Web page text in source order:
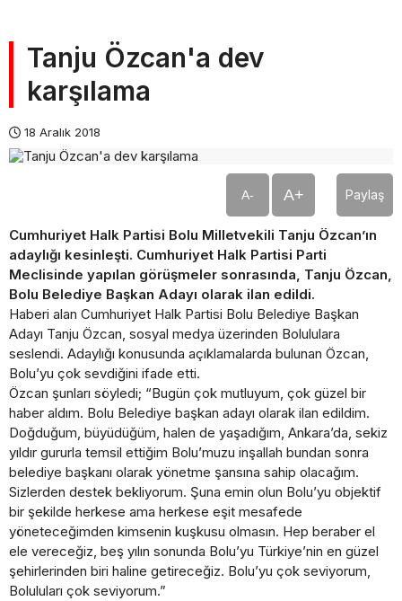
Tanju Özcan'a dev
karşılama
18 Aralık 2018
A- A+ Paylaş
Cumhuriyet Halk Partisi Bolu Milletvekili Tanju Özcan’ın
adaylığı kesinleşti. Cumhuriyet Halk Partisi Parti
Meclisinde yapılan görüşmeler sonrasında, Tanju Özcan,
Bolu Belediye Başkan Adayı olarak ilan edildi.
Haberi alan Cumhuriyet Halk Partisi Bolu Belediye Başkan
Adayı Tanju Özcan, sosyal medya üzerinden Bolululara
seslendi. Adaylığı konusunda açıklamalarda bulunan Özcan,
Bolu’yu çok sevdiğini ifade etti.
Özcan şunları söyledi; “Bugün çok mutluyum, çok güzel bir
haber aldım. Bolu Belediye başkan adayı olarak ilan edildim.
Doğduğum, büyüdüğüm, halen de yaşadığım, Ankara’da, sekiz
yıldır gururla temsil ettiğim Bolu’muzu inşallah bundan sonra
belediye başkanı olarak yönetme şansına sahip olacağım.
Sizlerden destek bekliyorum. Şuna emin olun Bolu’yu objektif
bir şekilde herkese ama herkese eşit mesafede
yöneteceğimden kimsenin kuşkusu olmasın. Hep beraber el
ele vereceğiz, beş yılın sonunda Bolu’yu Türkiye’nin en güzel
şehirlerinden biri haline getireceğiz. Bolu’yu çok seviyorum,
Boluluları çok seviyorum.”